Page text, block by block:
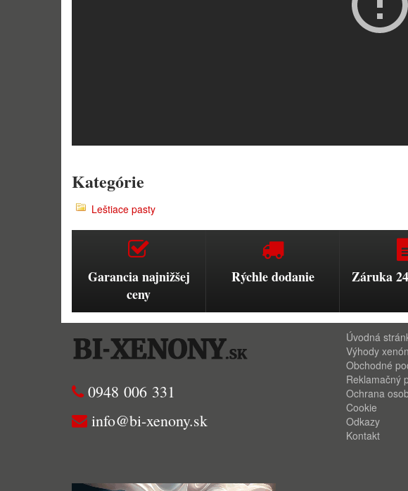
Kategórie
Leštiace pasty
Garancia najnižšej
ceny
Rýchle dodanie Záruka
0948 006 331
info@bi-xenony.sk
Úvodná
Výhody
Obchodné
Reklamačný
Ochrana
Cookie
Odkazy
Kontakt